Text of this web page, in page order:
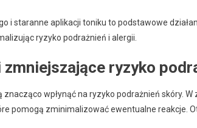
i staranne aplikacji toniku to podstawowe
ryzyko podrażnień i alergii.
ryzyko
znacząco wpłynąć na ryzyko podrażnień skóry.
pomogą zminimalizować ewentualne reakcje.